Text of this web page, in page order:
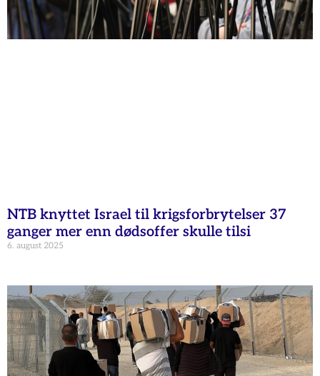
NTB knyttet Israel til krigsforbrytelser 37
ganger mer enn dødsoffer skulle tilsi
6. august 2025